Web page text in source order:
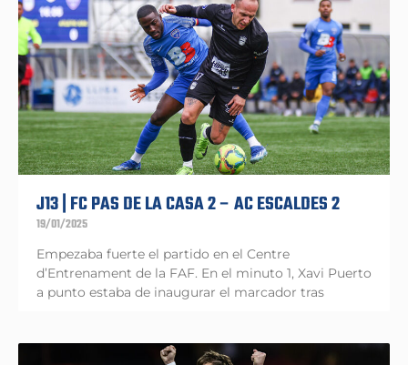
J13 | FC PAS DE LA CASA 2 – AC ESCALDES 2
19/01/2025
Empezaba fuerte el partido en el Centre
d’Entrenament de la FAF. En el minuto 1, Xavi Puerto
a punto estaba de inaugurar el marcador tras